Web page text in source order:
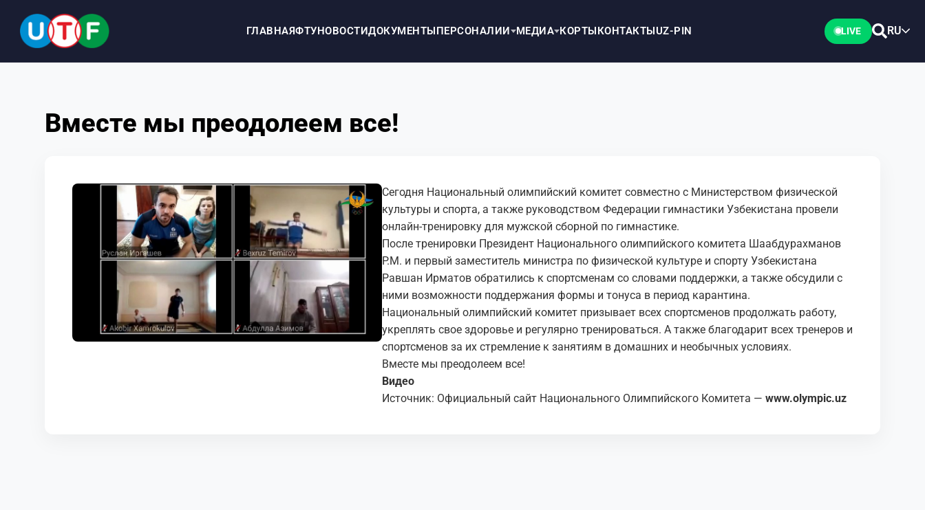
ГЛАВНАЯФТУНОВОСТИДОКУМЕНТЫПЕРСОНАЛИИ МЕДИА КОРТЫКОНТАКТЫUZ-PIN LIVE RU
НОВОСТИ
ПЕРСОНАЛИИ
Вместе мы преодолеем все!
Сегодня Национальный олимпийский комитет совместно с Министерством физической
культуры и спорта, а также руководством Федерации гимнастики Узбекистана провели
онлайн-тренировку для мужской сборной по гимнастике.
После тренировки Президент Национального олимпийского комитета Шаабдурахманов
Р.М. и первый заместитель министра по физической культуре и спорту Узбекистана
Равшан Ирматов обратились к спортсменам со словами поддержки, а также обсудили с
ними возможности поддержания формы и тонуса в период карантина.
Национальный олимпийский комитет призывает всех спортсменов продолжать работу,
укреплять свое здоровье и регулярно тренироваться. А также благодарит всех тренеров и
спортсменов за их стремление к занятиям в домашних и необычных условиях.
Вместе мы преодолеем все!
Видео
Источник: Официальный сайт Национального Олимпийского Комитета — www.olympic.uz